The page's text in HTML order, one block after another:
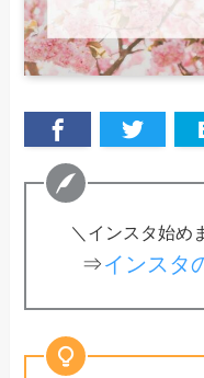
＼インスタ始め
⇒インスタ